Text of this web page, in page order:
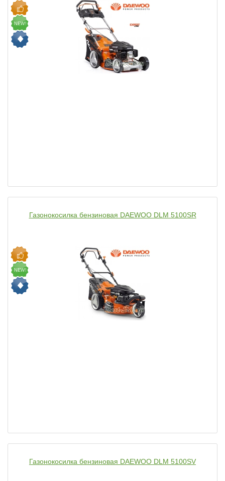
NEW!
Газонокосилка бензиновая DAEWOO DLM 5100SR
NEW!
Газонокосилка бензиновая DAEWOO DLM 5100SV